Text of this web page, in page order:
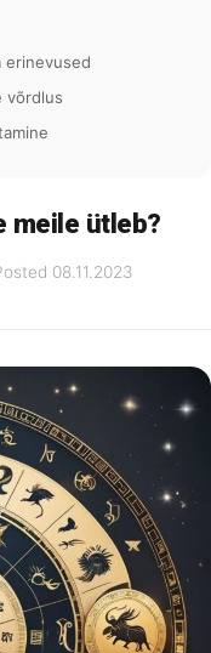
erinevused
võrdlus
meile ütleb?
08.11.2023